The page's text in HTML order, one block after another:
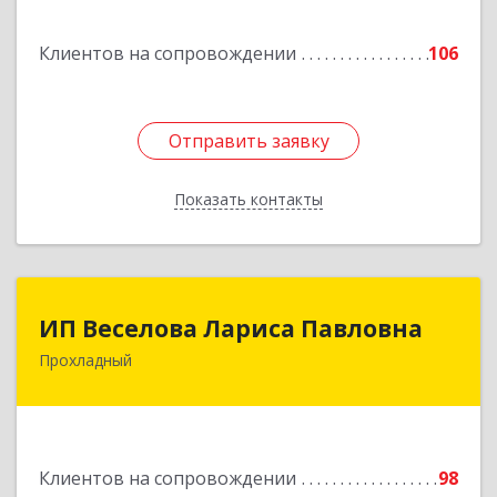
Клиентов на сопровождении 106
Отправить заявку
Показать контакты
Подробнее
Отправить заявку
Назад
ИП Веселова Лариса Павловна
Прохладный
Клиентов на сопровождении 98